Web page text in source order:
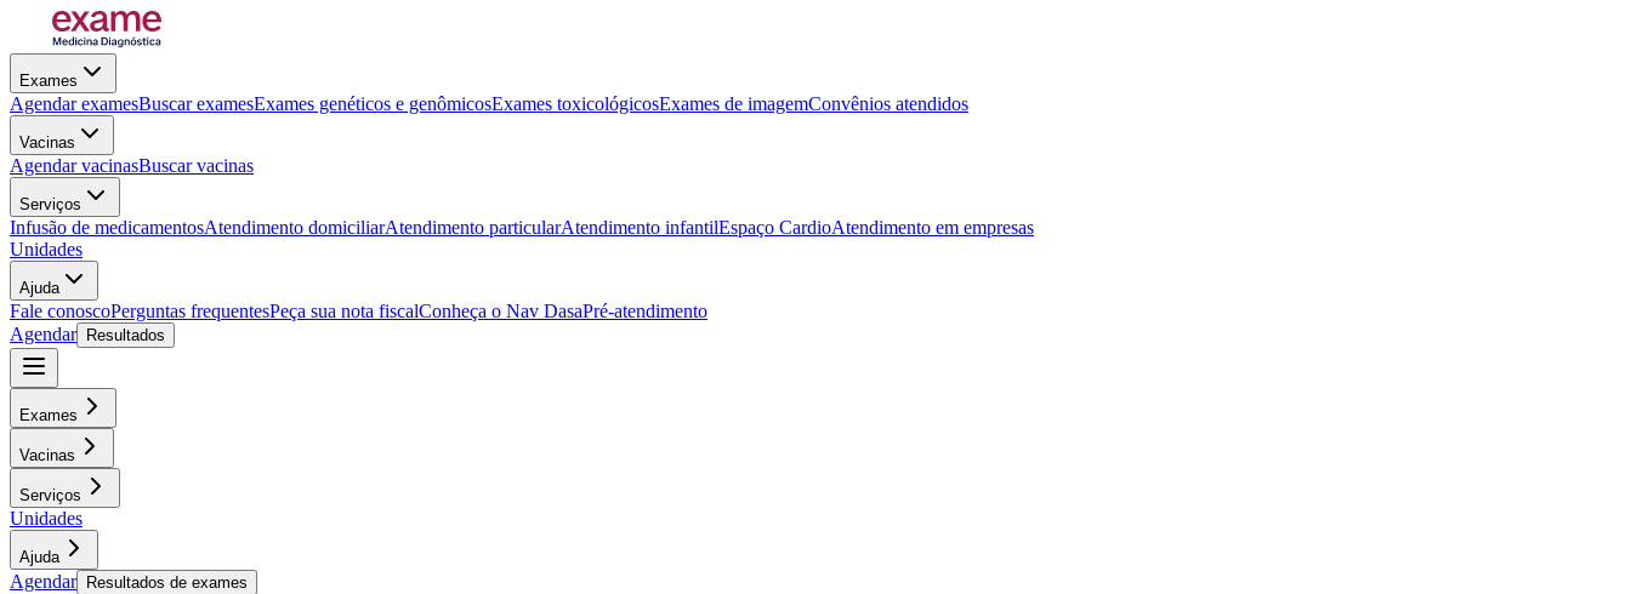
Exames
Agendar examesBuscar examesExames genéticos e genômicosExames toxicológicosExames de imagemConvênios atendidos
Vacinas
Agendar vacinasBuscar vacinas
Serviços
Infusão de medicamentosAtendimento domiciliarAtendimento particularAtendimento infantilEspaço CardioAtendimento em empresas
Unidades
Ajuda
Fale conoscoPerguntas frequentesPeça sua nota fiscalConheça o Nav DasaPré-atendimento
Agendar
Resultados
Exames
Vacinas
Serviços
Unidades
Ajuda
Agendar Resultados de exames